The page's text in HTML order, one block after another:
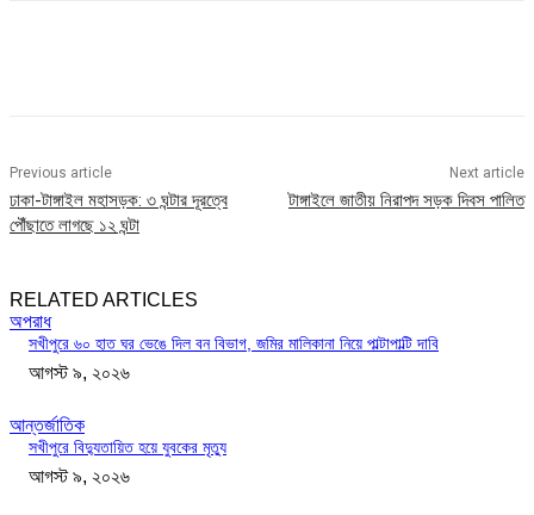
Previous article
ঢাকা-টাঙ্গাইল মহাসড়ক: ৩ ঘন্টার দূরত্বে
পৌঁছাতে লাগছে ১২ ঘন্টা
Next article
টাঙ্গাইলে জাতীয় নিরাপদ সড়ক দিবস পালিত
RELATED ARTICLES
অপরাধ
সখীপুরে ৬০ হাত ঘর ভেঙে দিল বন বিভাগ, জমির মালিকানা নিয়ে পাল্টাপাল্টি দাবি
আগস্ট ৯, ২০২৬
আন্তর্জাতিক
সখীপুরে বিদ্যুতায়িত হয়ে যুবকের মৃত্যু
আগস্ট ৯, ২০২৬